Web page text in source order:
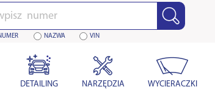
NAZWA VIN
DETAILING NARZĘDZIA WYCIERACZKI